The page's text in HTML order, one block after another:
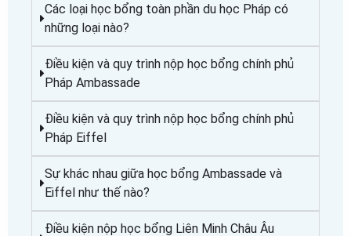
Các loại học bổng toàn phần du học Pháp có
những loại nào?
Điều kiện và quy trình nộp học bổng chính phủ
Pháp Ambassade
Điều kiện và quy trình nộp học bổng chính phủ
Pháp Eiffel
Sự khác nhau giữa học bổng Ambassade và
Eiffel như thế nào?
Điều kiện nộp học bổng Liên Minh Châu Âu